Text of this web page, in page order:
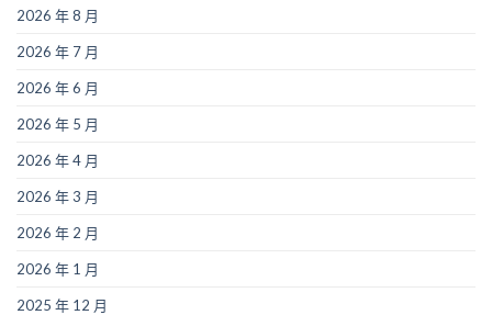
2026 年 8 月
2026 年 7 月
2026 年 6 月
2026 年 5 月
2026 年 4 月
2026 年 3 月
2026 年 2 月
2026 年 1 月
2025 年 12 月